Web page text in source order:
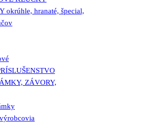
okrúhle, hranaté, špecial,
ZÁVORY,